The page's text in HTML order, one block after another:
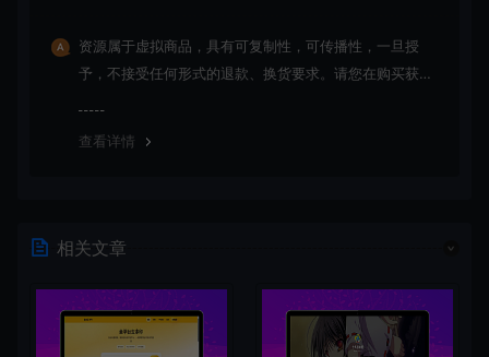
资源属于虚拟商品，具有可复制性，可传播性，一旦授
予，不接受任何形式的退款、换货要求。请您在购买获取
查看详情
相关文章